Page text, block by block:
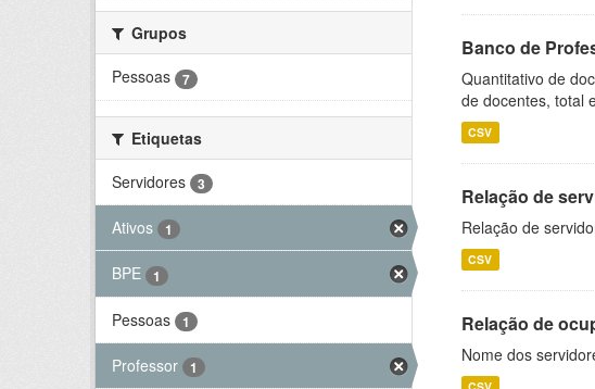
Grupos
Pessoas
7
Etiquetas
Servidores
3
Ativos 1
BPE 1
Pessoas 1
Professor 1
Banco de
Quantitativo de
de docentes, total
CSV
Relação de
Relação de
CSV
Relação de
Nome dos